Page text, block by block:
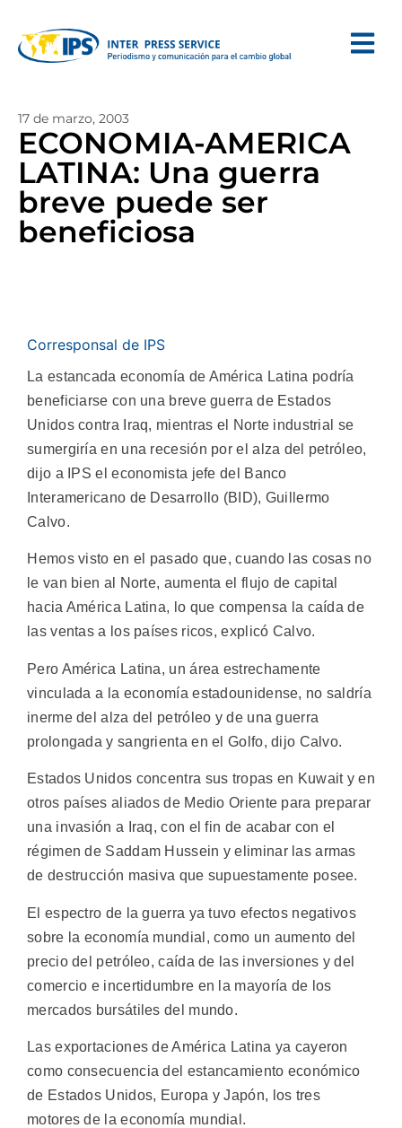
17 de marzo, 2003
ECONOMIA-AMERICA
LATINA: Una guerra
breve puede ser
beneficiosa
Corresponsal de IPS
La estancada economía de América Latina podría
beneficiarse con una breve guerra de Estados
Unidos contra Iraq, mientras el Norte industrial se
sumergiría en una recesión por el alza del petróleo,
dijo a IPS el economista jefe del Banco
Interamericano de Desarrollo (BID), Guillermo
Calvo.
Hemos visto en el pasado que, cuando las cosas no
le van bien al Norte, aumenta el flujo de capital
hacia América Latina, lo que compensa la caída de
las ventas a los países ricos, explicó Calvo.
Pero América Latina, un área estrechamente
vinculada a la economía estadounidense, no saldría
inerme del alza del petróleo y de una guerra
prolongada y sangrienta en el Golfo, dijo Calvo.
Estados Unidos concentra sus tropas en Kuwait y en
otros países aliados de Medio Oriente para preparar
una invasión a Iraq, con el fin de acabar con el
régimen de Saddam Hussein y eliminar las armas
de destrucción masiva que supuestamente posee.
El espectro de la guerra ya tuvo efectos negativos
sobre la economía mundial, como un aumento del
precio del petróleo, caída de las inversiones y del
comercio e incertidumbre en la mayoría de los
mercados bursátiles del mundo.
Las exportaciones de América Latina ya cayeron
como consecuencia del estancamiento económico
de Estados Unidos, Europa y Japón, los tres
motores de la economía mundial.